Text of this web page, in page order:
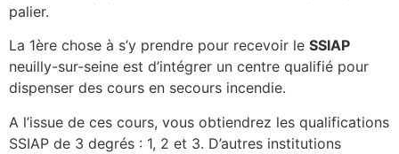
palier.
La 1ère chose à s’y prendre pour recevoir le SSIAP
neuilly-sur-seine est d’intégrer un centre qualifié pour
dispenser des cours en secours incendie.
A l’issue de ces cours, vous obtiendrez les qualifications
SSIAP de 3 degrés : 1, 2 et 3. D’autres institutions